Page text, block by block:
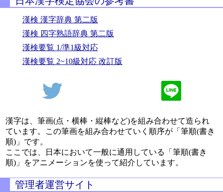
漢検 漢字辞典 第二版
漢検 四字熟語辞典 第二版
漢検要覧 1/準1級対応
漢検要覧 2~10級対応 改訂版
漢字は、筆画(点・横棒・縦棒など)を組み合わせて造られ
ています。この筆画を組み合わせていく順序が「筆順(書き
順)」です。
ここでは、日本において一般に通用している「筆順(書き
順)」をアニメーションを使って紹介しています。
管理者運営サイト